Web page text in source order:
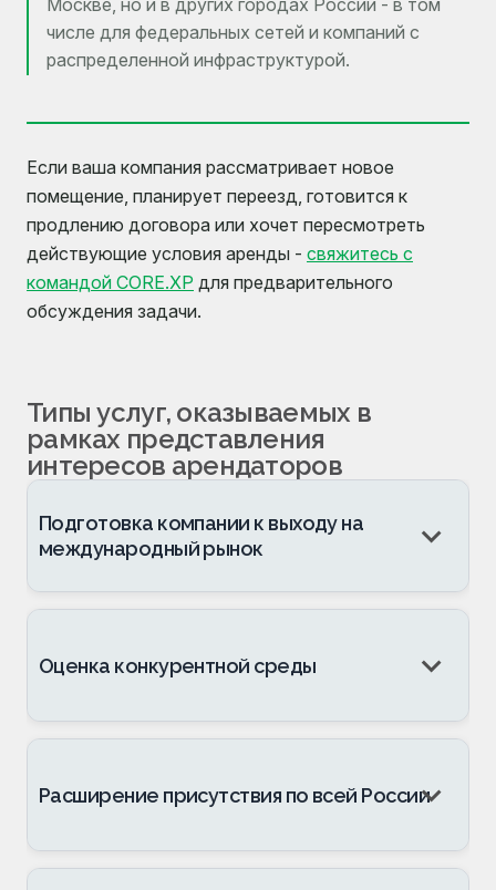
Москве, но и в других городах России - в том
числе для федеральных сетей и компаний с
распределенной инфраструктурой.
Если ваша компания рассматривает новое
помещение, планирует переезд, готовится к
продлению договора или хочет пересмотреть
действующие условия аренды - свяжитесь с
командой CORE.XP для предварительного
обсуждения задачи.
Типы услуг, оказываемых в
рамках представления
интересов арендаторов
Подготовка компании к выходу на
международный рынок
Оценка конкурентной среды
Расширение присутствия по всей России